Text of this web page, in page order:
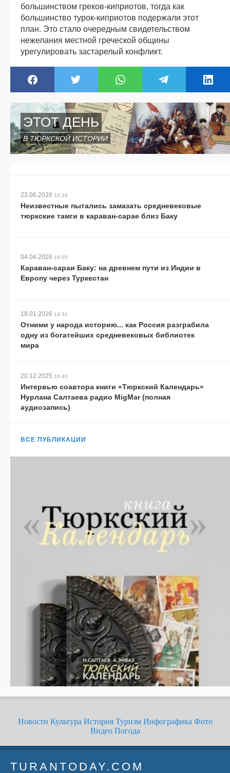
большинством греков-киприотов, тогда как
большинство турок-киприотов подержали этот
план. Это стало очередным свидетельством
нежелания местной греческой общины
урегулировать застарелый конфликт.
ЭТОТ ДЕНЬ
В ТЮРКСКОЙ ИСТОРИИ
23.06.2026 10:34
Неизвестные пытались замазать средневековые
тюркские тамги в караван-сарае близ Баку
04.04.2026 16:55
Караван-сараи Баку: на древнем пути из Индии в
Европу через Туркестан
19.01.2026 14:31
Отними у народа историю... как Россия разграбила
одну из богатейших средневековых библиотек
мира
20.12.2025 16:40
Интервью соавтора книги «Тюркский Календарь»
Нурлана Салтаева радио MigMar (полная
аудиозапись)
ВСЕ ПУБЛИКАЦИИ
Новости Культура История Туризм Инфографика Фото
Видео Погода
TURANTODAY.COM